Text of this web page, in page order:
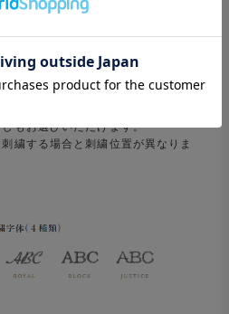
ト、位置、糸の色と刺繍したい文字
もお選びいただけます。
繍する場合と刺繍位置が異なりま